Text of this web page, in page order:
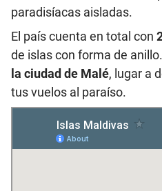
paradisíacas aisladas.
El país cuenta en total con
de islas con forma de
la ciudad de Malé, lugar a
tus vuelos al paraíso.